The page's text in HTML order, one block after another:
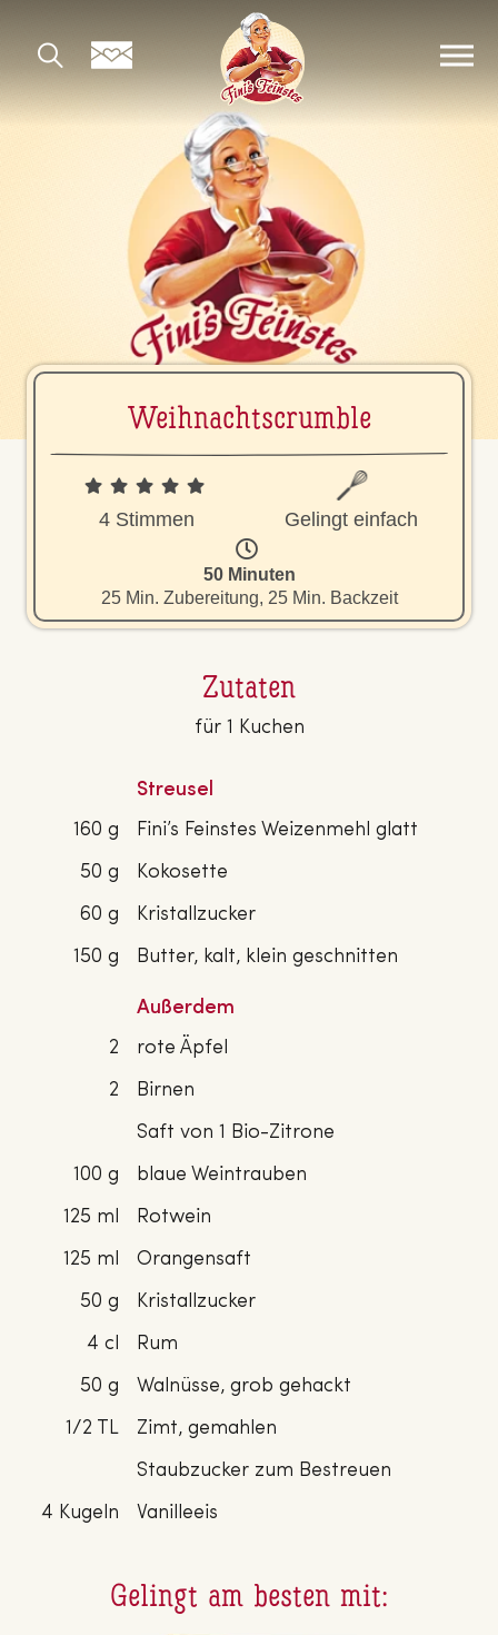
Weih­nachts­crum­ble
4 Stimmen Gelingt einfach
50 Minuten
25 Min. Zubereitung, 25 Min. Backzeit
Zutaten
für 1 Kuchen
Streusel
160 g
Fini’s Feinstes Weizenmehl glatt
50 g
Kokosette
60 g
Kristallzucker
150 g
Butter, kalt, klein geschnitten
Außerdem
2
rote Äpfel
2
Birnen
Saft von 1 Bio-Zitrone
100 g
blaue Weintrauben
125 ml
Rotwein
125 ml
Orangensaft
50 g
Kristallzucker
4 cl
Rum
50 g
Walnüsse, grob gehackt
1/2 TL
Zimt, gemahlen
Staubzucker zum Bestreuen
4 Kugeln
Vanilleeis
Gelingt am besten mit: